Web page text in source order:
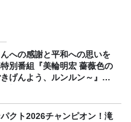
への感謝と平和への思いを
別番組『美輪明宏 薔薇色の
げんよう、ルンルン～』
クト2026チャンピオン！滝